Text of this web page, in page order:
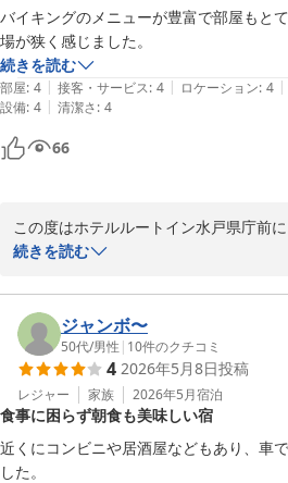
沿えるサービス向上に努めて参ります
お待ち申し上げております。
ホテルルートイン水戸県庁前
ホテルルートイン水戸県庁前
2026-06-04
バイキングのメニューが豊富で部屋もと
場が狭く感じました。
続きを読む
部屋: 4 | 接客・サービス: 4 | ロケーション: 4 |
設備: 4 | 清潔さ: 4
66
この度はホテルルートイン水戸県庁前
がとうございました。
朝食バイキングやお部屋等、当ホテル
ようで大変嬉しく存じます。
特に、朝食バイキングでは日ごとに異
用意しております。また、茨城県なら
を使用した料理もございます。またお
ればと存じます。また、お部屋につい
いただけて、大変光栄でございます。
後もお客様に快適にお過ごしいただけ
続きを読む
ジャンボ〜
50代/男性 | 10件のクチコミ
4 2026年5月8日投稿
レジャー 家族 2026年5月宿泊
食事に困らず朝食も美味しい宿
近くにコンビニや居酒屋などもあり、車
した。